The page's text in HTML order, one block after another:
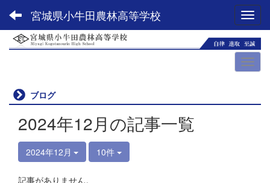
宮城県小牛田農林高等学校
ブログ
2024年12月の記事一覧
2024年12月 10件
記事がありません。